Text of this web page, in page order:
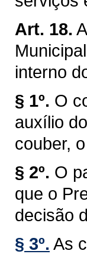
Art. 18.
interno
§ 1º. O
auxílio
couber,
§ 2º. O
que o
decisão
§ 3º. As